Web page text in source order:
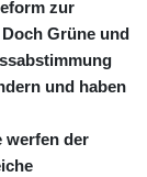
zur
Grüne und
und haben
werfen der